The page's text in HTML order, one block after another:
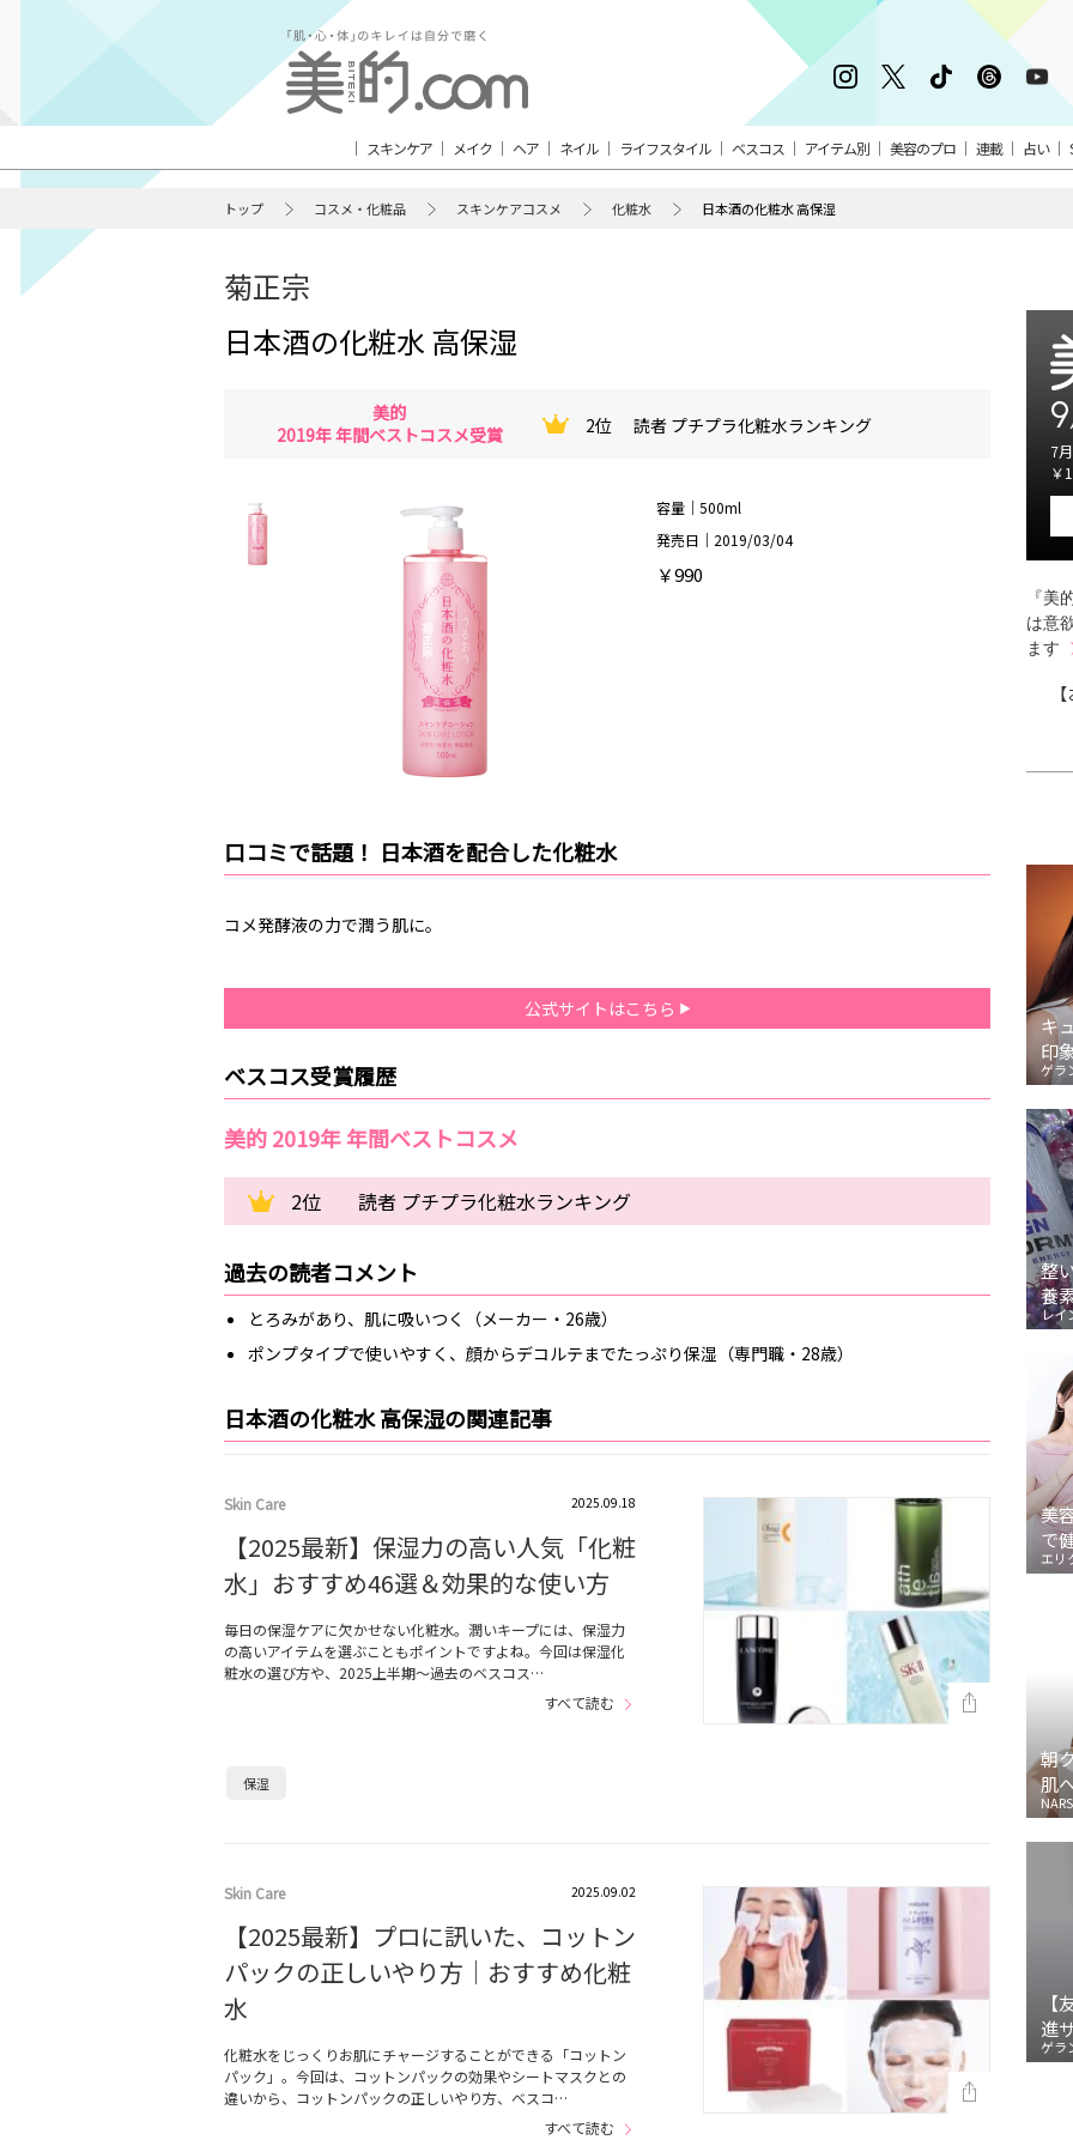
スキンケア メイク ヘア ネイル ライフスタイル ベスコス アイテム別 美容のプロ 連載 占い
トップ コスメ・化粧品 スキンケアコスメ 化粧水 日本酒の化粧水 高保湿
菊正宗
日本酒の化粧水 高保湿
美的
2019年 年間ベストコスメ受賞
2位 読者 プチプラ化粧水ランキング
容量｜500ml
発売日｜2019/03/04
￥990
口コミで話題！ 日本酒を配合した化粧水
コメ発酵液の力で潤う肌に。
公式サイトはこちら
ベスコス受賞履歴
美的 2019年 年間ベストコスメ
2位 読者 プチプラ化粧水ランキング
過去の読者コメント
とろみがあり、肌に吸いつく（メーカー・26歳）
ポンプタイプで使いやすく、顔からデコルテまでたっぷり保湿（専門職・28歳）
日本酒の化粧水 高保湿の関連記事
Skin Care 2025.09.18
【2025最新】保湿力の高い人気「化粧
水」おすすめ46選＆効果的な使い方
毎日の保湿ケアに欠かせない化粧水。潤いキープには、保湿力
の高いアイテムを選ぶこともポイントですよね。今回は保湿化
粧水の選び方や、2025上半期～過去のベスコス…
すべて読む
保湿
Skin Care 2025.09.02
【2025最新】プロに訊いた、コットン
パックの正しいやり方｜おすすめ化粧
水
化粧水をじっくりお肌にチャージすることができる「コットン
パック」。今回は、コットンパックの効果やシートマスクとの
違いから、コットンパックの正しいやり方、ベスコ…
すべて読む
9
7
￥
『美
は意
ます
キ
印
ゲラ
整
養
レイ
美
で
エリ
朝
肌
NARS
進
ゲラ